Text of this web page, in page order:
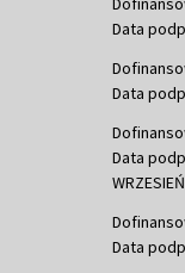
Data
Data
Data
Data